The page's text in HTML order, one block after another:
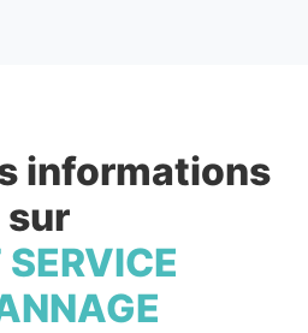
informations
sur